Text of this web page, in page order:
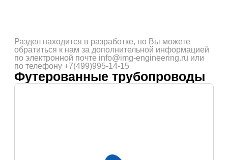
Раздел находится в разработке, но Вы можете
обратиться к нам за дополнительной информацией
по электронной почте info@img-engineering.ru или
по телефону +7(499)995-14-15
Футерованные трубопроводы